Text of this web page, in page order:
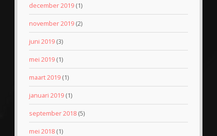
december 2019 (1)
november 2019 (2)
juni 2019 (3)
mei 2019 (1)
maart 2019 (1)
januari 2019 (1)
september 2018 (5)
mei 2018 (1)